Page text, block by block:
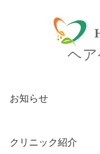
ヘ
お知らせ
クリニック紹介